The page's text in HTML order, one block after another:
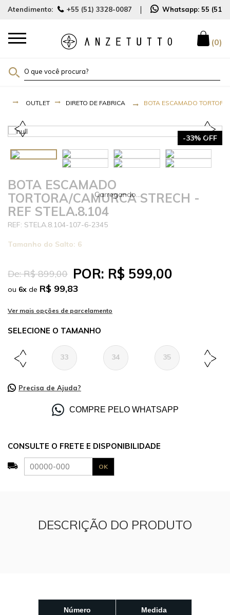
Atendimento: +55 (51) 3328-0087 Whatsapp: 55 (51)
0
OUTLET DIRETO DE FABRICA BOTA ESCAMADO
-33% OFF
BOTA ESCAMADO
TORTORA/CAMURCA STRECH -
REF STELA.8.104
STELA.8.104-107-6-2345
Tamanho do Salto: 6
De:R$ 899,00 POR: R$ 599,00
ou 6x de R$ 99,83
TAMANHO
33 34 35 36
Precisa de Ajuda?
COMPRE PELO WHATSAPP
CONSULTE O FRETE E DISPONIBILIDADE
DESCRIÇÃO DO PRODUTO
Número Medida